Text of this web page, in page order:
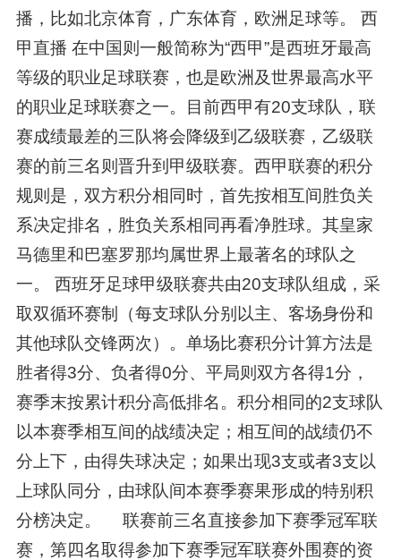
播，比如北京体育，广东体育，欧洲足球等。 西
甲直播 在中国则一般简称为“西甲”是西班牙最高
等级的职业足球联赛，也是欧洲及世界最高水平
的职业足球联赛之一。目前西甲有20支球队，联
赛成绩最差的三队将会降级到乙级联赛，乙级联
赛的前三名则晋升到甲级联赛。西甲联赛的积分
规则是，双方积分相同时，首先按相互间胜负关
系决定排名，胜负关系相同再看净胜球。其皇家
马德里和巴塞罗那均属世界上最著名的球队之
一。 西班牙足球甲级联赛共由20支球队组成，采
取双循环赛制（每支球队分别以主、客场身份和
其他球队交锋两次）。单场比赛积分计算方法是
胜者得3分、负者得0分、平局则双方各得1分，
赛季末按累计积分高低排名。积分相同的2支球队
以本赛季相互间的战绩决定；相互间的战绩仍不
分上下，由得失球决定；如果出现3支或者3支以
上球队同分，由球队间本赛季赛果形成的特别积
分榜决定。 联赛前三名直接参加下赛季冠军联
赛，第四名取得参加下赛季冠军联赛外围赛的资